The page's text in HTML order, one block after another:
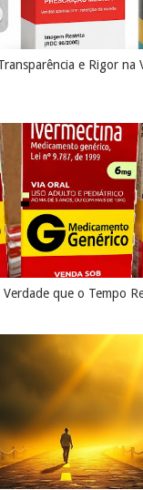
e Rigor na
que o Tempo